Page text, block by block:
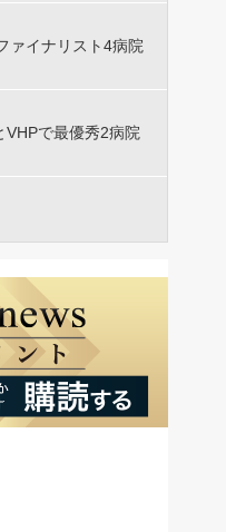
ァイナリスト4病院
VHPで最優秀2病院